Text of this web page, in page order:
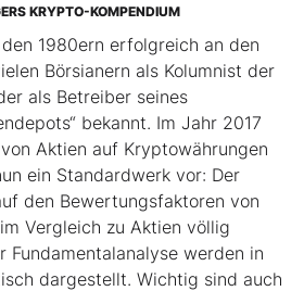
KRYPTO-KOMPENDIUM
1980ern erfolgreich an den
Börsianern als Kolumnist der
als Betreiber seines
bekannt. Im Jahr 2017
Aktien auf Kryptowährungen
ein Standardwerk vor: Der
den Bewertungsfaktoren von
Ver­gleich zu Aktien völlig
Fundamentalanalyse werden in
dargestellt. Wichtig sind auch